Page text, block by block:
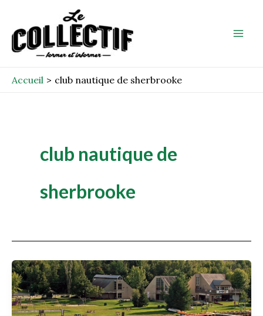
contenu
Accueil club nautique de sherbrooke
club nautique de
sherbrooke